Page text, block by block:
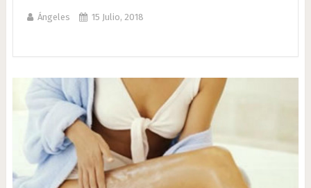
Ángeles 15 Julio, 2018